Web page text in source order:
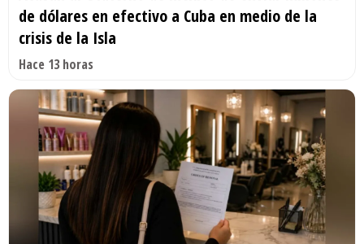
de dólares en efectivo a Cuba en medio de la
crisis de la Isla
Hace 13 horas